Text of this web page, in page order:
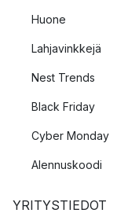
Huone
Lahjavinkkejä
Nest Trends
Black Friday
Cyber Monday
Alennuskoodi
YRITYSTIEDOT